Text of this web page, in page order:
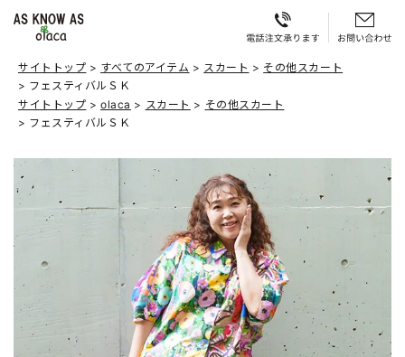
サイトトップ すべてのアイテム スカート
その他スカート
フェスティバルＳＫ
サイトトップ
olaca スカート
その他スカート
フェスティバルＳＫ